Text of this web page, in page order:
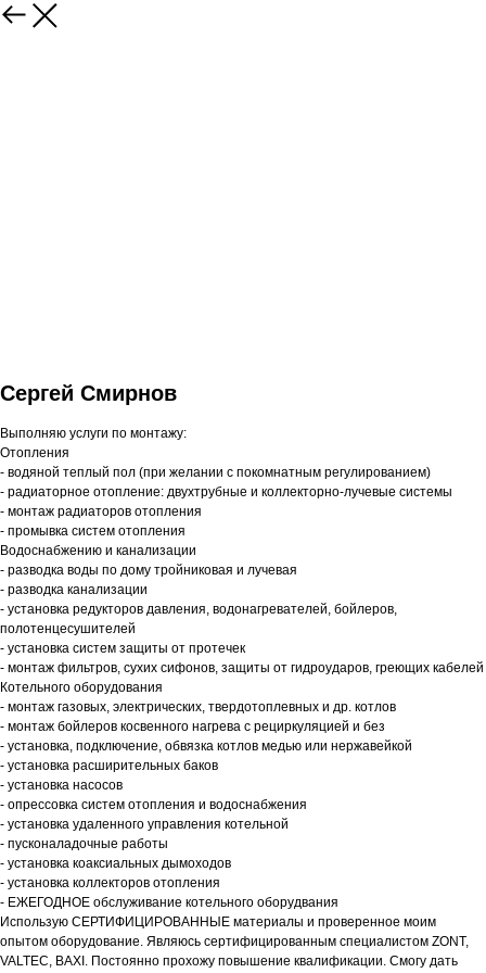
Сергей Смирнов
Выполняю услуги по монтажу:
Отопления
- водяной теплый пол (при желании с покомнатным регулированием)
- радиаторное отопление: двухтрубные и коллекторно-лучевые системы
- монтаж радиаторов отопления
- промывка систем отопления
Водоснабжению и канализации
- разводка воды по дому тройниковая и лучевая
- разводка канализации
- установка редукторов давления, водонагревателей, бойлеров,
полотенцесушителей
- установка систем защиты от протечек
- монтаж фильтров, сухих сифонов, защиты от гидроударов, греющих кабелей
Котельного оборудования
- монтаж газовых, электрических, твердотоплевных и др. котлов
- монтаж бойлеров косвенного нагрева с рециркуляцией и без
- установка, подключение, обвязка котлов медью или нержавейкой
- установка расширительных баков
- установка насосов
- опрессовка систем отопления и водоснабжения
- установка удаленного управления котельной
- пусконаладочные работы
- установка коаксиальных дымоходов
- установка коллекторов отопления
- ЕЖЕГОДНОЕ обслуживание котельного оборудвания
Использую СЕРТИФИЦИРОВАННЫЕ материалы и проверенное моим
опытом оборудование. Являюсь сертифицированным специалистом ZONT,
VALTEC, BAXI. Постоянно прохожу повышение квалификации. Смогу дать